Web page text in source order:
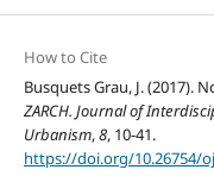
How to Cite
Busquets Grau, J. (2017).
ZARCH. Journal of
Urbanism,8, 10-41.
https://doi.org/10.26754/